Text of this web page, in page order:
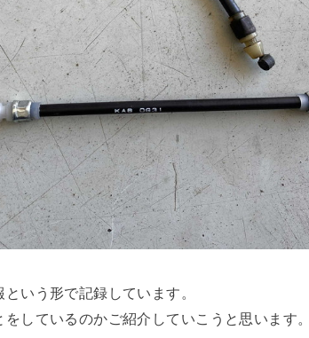
いう形で記録しています。
しているのかご紹介していこうと思います。